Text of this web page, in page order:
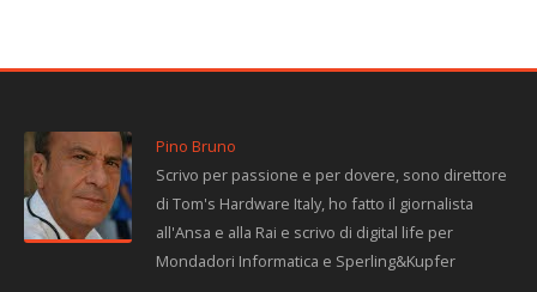
Pino Bruno
Scrivo per passione e per dovere, sono direttore
di Tom's Hardware Italy, ho fatto il giornalista
all'Ansa e alla Rai e scrivo di digital life per
Mondadori Informatica e Sperling&Kupfer